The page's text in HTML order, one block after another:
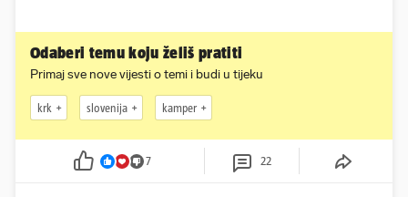
Odaberi temu koju želiš pratiti
Primaj sve nove vijesti o temi i budi u tijeku
krk slovenija kamper
7 22